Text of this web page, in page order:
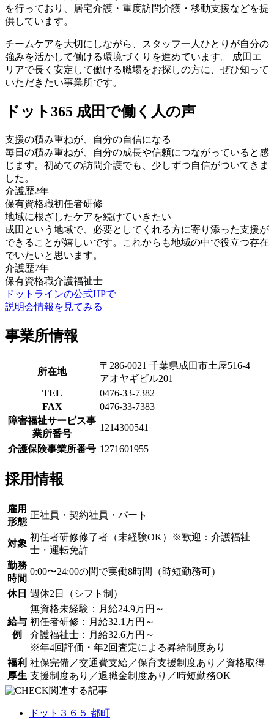
を行っており、居宅介護・重度訪問介護・移動支援などを提
供しています。
チームケアを大切にしながら、スタッフ一人ひとりが自分の
強みを活かして働ける環境づくりを進めています。 成田エ
リアで長く安定して働ける職場をお探しの方に、ぜひ知って
いただきたい事業所です。
ドット365 成田で働く人の声
支援の積み重ねが、自分の自信になる
毎日の積み重ねが、自分の成長や信頼につながっていると感
じます。初めての訪問介護でも、少しずつ自信がついてきま
した。
介護歴2年
保有資格職初任者研修
地域に根ざしたケアを続けていきたい
成田という地域で、必要としてくれる方に寄り添った支援が
できることが嬉しいです。これからも地域の中で役立つ存在
でいたいと思います。
介護歴7年
保有資格職介護福祉士
ドットラインの公式HPで
説明会情報を見てみる
事業所情報
所在地
〒286-0021 千葉県成田市土屋516-4
アオヤギビル201
TEL
0476-33-7382
FAX
0476-33-7383
障害福祉サービス事
業所番号
1214300541
介護保険事業所番号 1271601955
採用情報
雇用
形態
正社員・契約社員・パート
対象
初任者研修修了者（未経験OK）※歓迎：介護福祉
士・運転免許
勤務
時間
0:00〜24:00の間で実働8時間（時短勤務可）
休日 週休2日（シフト制）
給与
例
無資格未経験：月給24.9万円～
初任者研修：月給32.1万円～
介護福祉士：月給32.6万円～
※年4回評価・年2回査定による昇給制度あり
福利
厚生
社保完備／交通費支給／保育支援制度あり／資格取得
支援制度あり／退職金制度あり／時短勤務OK
関連する記事
ドット３６５ 都町